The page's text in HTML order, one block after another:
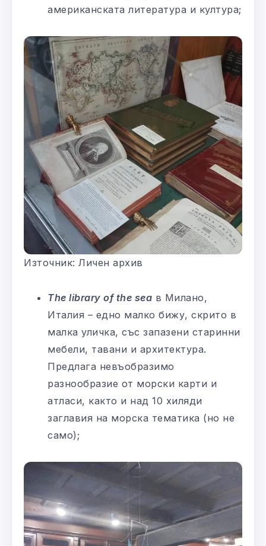
американската литература и култура;
Източник: Личен архив
The library of the sea в Милано,
Италия – едно малко бижу, скрито в
малка уличка, със запазени старинни
мебели, тавани и архитектура.
Предлага невъобразимо
разнообразие от морски карти и
атласи, както и над 10 хиляди
заглавия на морска тематика (но не
само);